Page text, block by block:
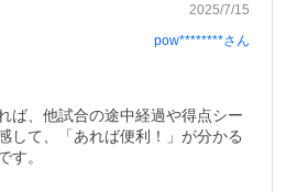
2025/7/15
pow********さん
ば、他試合の途中経過や得点シー
して、「あれば便利！」が分かる